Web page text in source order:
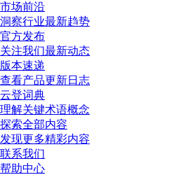
市场前沿
洞察行业最新趋势
官方发布
关注我们最新动态
版本速递
查看产品更新日志
云登词典
理解关键术语概念
探索全部内容
发现更多精彩内容
联系我们
帮助中心